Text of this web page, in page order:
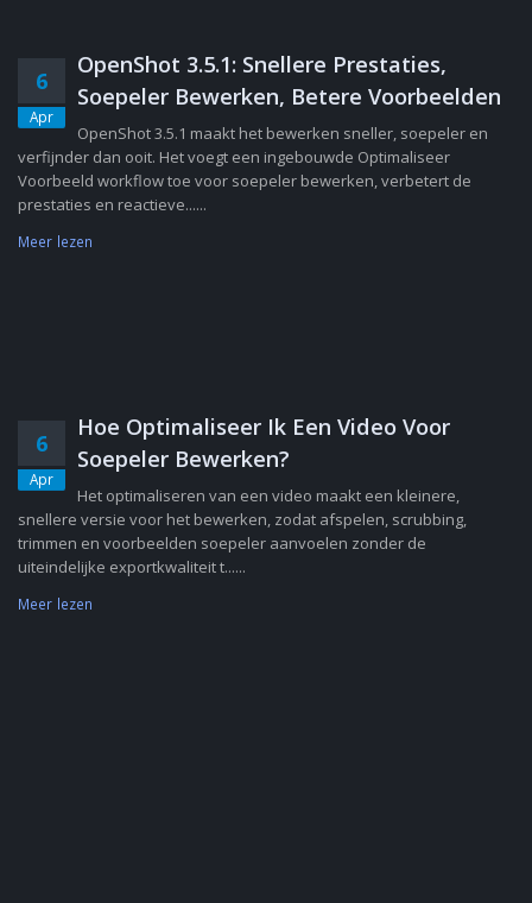
6
Apr
OpenShot 3.5.1: Snellere Prestaties,
Soepeler Bewerken, Betere Voorbeelden
OpenShot 3.5.1 maakt het bewerken sneller, soepeler en
verfijnder dan ooit. Het voegt een ingebouwde Optimaliseer
Voorbeeld workflow toe voor soepeler bewerken, verbetert de
prestaties en reactieve......
Meer lezen
6
Apr
Hoe Optimaliseer Ik Een Video Voor
Soepeler Bewerken?
Het optimaliseren van een video maakt een kleinere,
snellere versie voor het bewerken, zodat afspelen, scrubbing,
trimmen en voorbeelden soepeler aanvoelen zonder de
uiteindelijke exportkwaliteit t......
Meer lezen